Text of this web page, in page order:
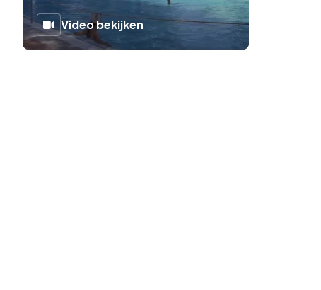
Video bekijken